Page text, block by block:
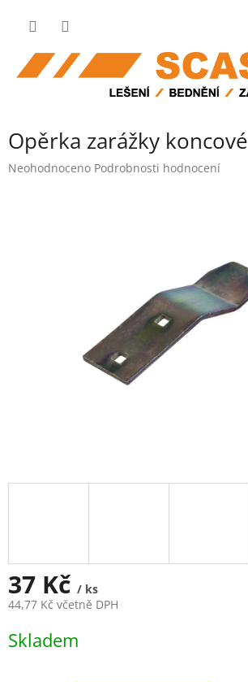
Opěrka zarážky koncové
Průměrné
Neohodnoceno Podrobnosti hodnocení
37 Kč / ks
44,77 Kč včetně DPH
cena:
Skladem